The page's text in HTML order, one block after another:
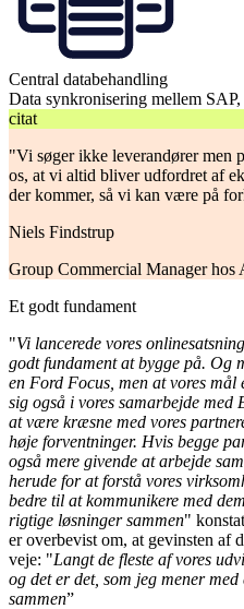
Central databehandling
Data synkronisering mellem
citat
"Vi søger ikke leverandører men
os, at vi altid bliver udfordret af
der kommer, så vi kan være på
Niels Findstrup
Group Commercial Manager hos
Et godt fundament
"Vi lancerede vores
godt fundament at bygge på. Og
en Ford Focus, men at vores
sig også i vores samarbejde med
at være kræsne med vores
høje forventninger. Hvis begge
også mere givende at arbejde
herude for at forstå vores
bedre til at kommunikere med
rigtige løsninger sammen"
er overbevist om, at gevinsten af
veje: "Langt de fleste af vores
og det er det, som jeg mener
sammen”